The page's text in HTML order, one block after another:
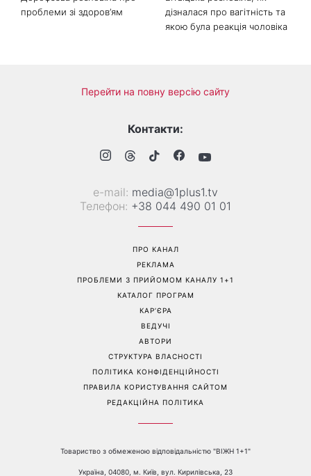
«Все гірше й гірше»: Надя
Дорофєєва розповіла про
«Це був сюрприз»: Соломія
Вітвіцька розповіла, як
дізналася про вагітність та
якою була реакція чоловіка